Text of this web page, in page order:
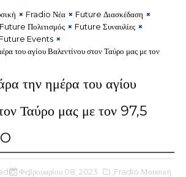
Fradio Νέα
Future Διασκέδαση
Future Πολιτισμός
Future Συναυλίες
Future Events
του αγίου Βαλεντίνου στον Ταύρο μας με τον
την ημέρα του αγίου
Ταύρο μας με τον 97,5
Φεβρουαρίου 08, 2023
,Fradio Μουσική